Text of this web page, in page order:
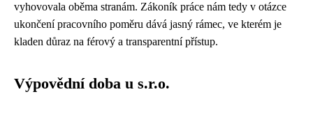
vyhovovala oběma stranám. Zákoník práce nám tedy v otázce
ukončení pracovního poměru dává jasný rámec, ve kterém je
kladen důraz na férový a transparentní přístup.
Výpovědní doba u s.r.o.